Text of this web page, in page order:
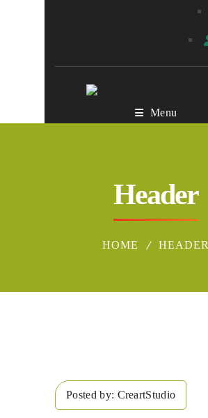
Menu
Header
HOME HEADER
Posted by: CreartStudio